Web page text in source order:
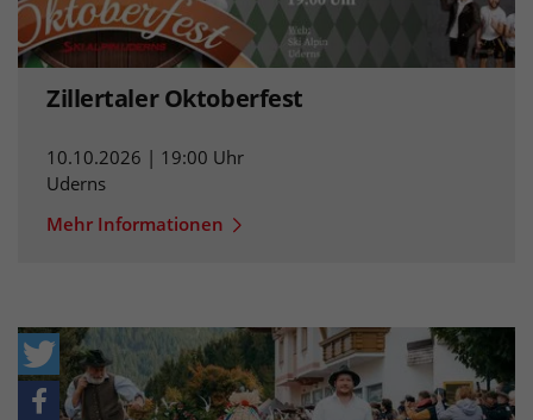
Zillertaler Oktoberfest
10.10.2026 | 19:00 Uhr
Uderns
Mehr Informationen